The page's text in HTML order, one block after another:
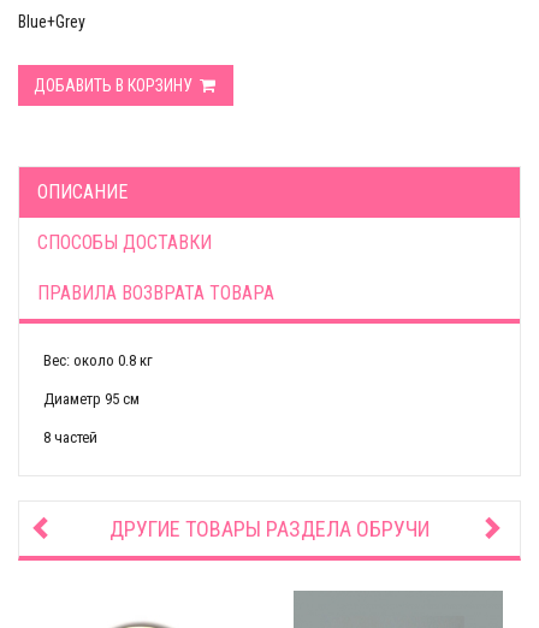
Blue+Grey
ДОБАВИТЬ В КОРЗИНУ
ОПИСАНИЕ
СПОСОБЫ ДОСТАВКИ
ПРАВИЛА ВОЗВРАТА ТОВАРА
Вес: около 0.8 кг
Диаметр 95 см
8 частей
ДРУГИЕ ТОВАРЫ РАЗДЕЛА ОБРУЧИ